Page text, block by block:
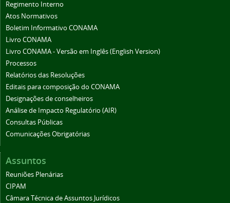
Regimento Interno
Atos Normativos
Boletim Informativo CONAMA
Livro CONAMA
Livro CONAMA - Versão em Inglês (English Version)
Processos
Relatórios das Resoluções
Editais para composição do CONAMA
Designações de conselheiros
Análise de Impacto Regulatório (AIR)
Consultas Públicas
Comunicações Obrigatórias
Assuntos
Reuniões Plenárias
CIPAM
Câmara Técnica de Assuntos Jurídicos